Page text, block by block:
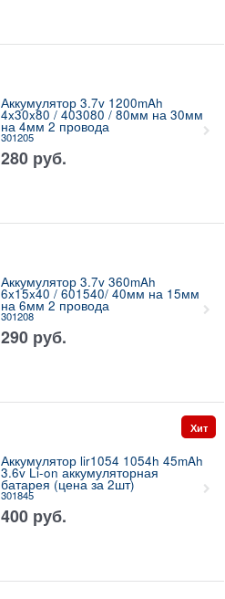
Аккумулятор 3.7v 1200mAh
4x30x80 / 403080 / 80мм на 30мм
на 4мм 2 провода
301205
280 руб.
Аккумулятор 3.7v 360mAh
6x15x40 / 601540/ 40мм на 15мм
на 6мм 2 провода
301208
290 руб.
Аккумулятор lir1054 1054h 45mAh
3.6v Li-on аккумуляторная
батарея (цена за 2шт)
301845
400 руб.
Хит